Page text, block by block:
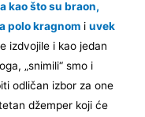
kao što su braon,
polo kragnom iuvek
izdvojile i kao jedan
„snimili“ smo i
odličan izbor za one
džemper koji će